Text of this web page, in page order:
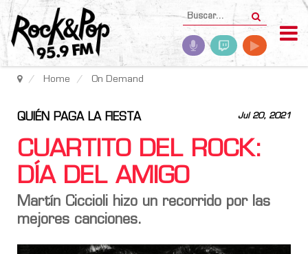
Home On Demand
Jul 20, 2021
QUIÉN PAGA LA FIESTA
CUARTITO DEL ROCK:
DÍA DEL AMIGO
Martín Ciccioli hizo un recorrido por las
mejores canciones.